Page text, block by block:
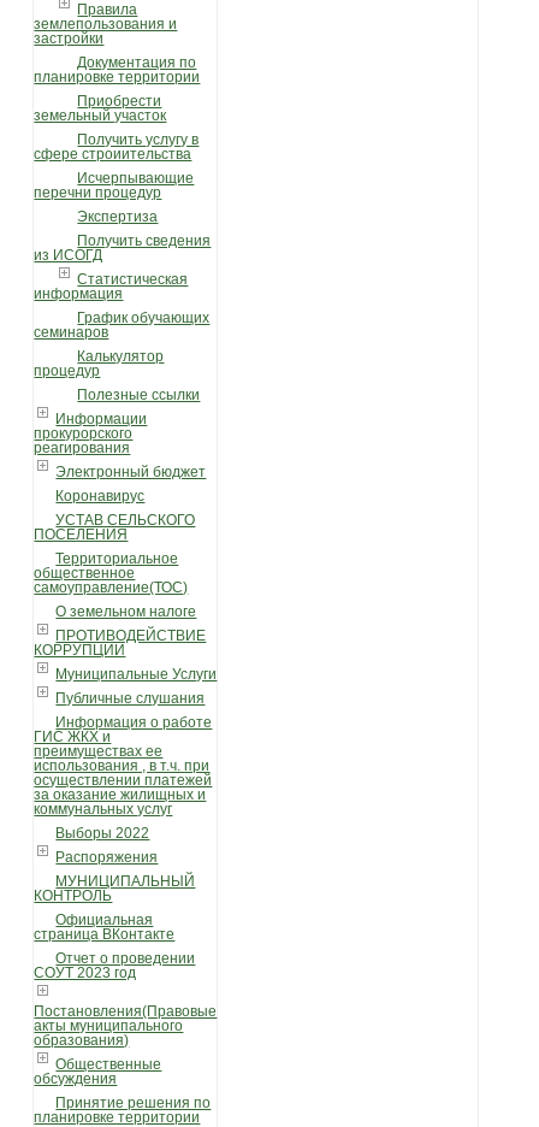
Правила
землепользования и
застройки
Документация по
планировке территории
Приобрести
земельный участок
Получить услугу в
сфере строиительства
Исчерпывающие
перечни процедур
Экспертиза
Получить сведения
из ИСОГД
Статистическая
информация
График обучающих
семинаров
Калькулятор
процедур
Полезные ссылки
Информации
прокурорского
реагирования
Электронный бюджет
Коронавирус
УСТАВ СЕЛЬСКОГО
ПОСЕЛЕНИЯ
Территориальное
общественное
самоуправление(ТОС)
О земельном налоге
ПРОТИВОДЕЙСТВИЕ
КОРРУПЦИИ
Муниципальные Услуги
Публичные слушания
Информация о работе
ГИС ЖКХ и
преимуществах ее
использования , в т.ч. при
осуществлении платежей
за оказание жилищных и
коммунальных услуг
Выборы 2022
Распоряжения
МУНИЦИПАЛЬНЫЙ
КОНТРОЛЬ
Официальная
страница ВКонтакте
Отчет о проведении
СОУТ 2023 год
Постановления(Правовые
акты муниципального
образования)
Общественные
обсуждения
Принятие решения по
планировке территории